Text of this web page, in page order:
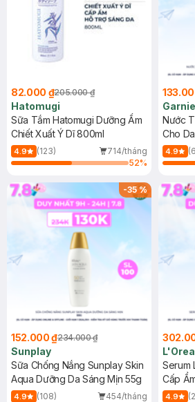
82.000 ₫205.000 ₫
Hatomugi
Sữa Tắm Hatomugi Dưỡng Ẩm
Chiết Xuất Ý Dĩ 800ml
4.9 (123)
714/tháng
52%
Nước
Cho
(Mới)
4.9
-35%
152.000 ₫234.000 ₫
Sunplay
Sữa Chống Nắng Sunplay Skin
Aqua Dưỡng Da Sáng Mịn 55g
4.9 (108)
454/tháng
Serum
Cấp
4.9